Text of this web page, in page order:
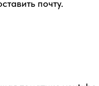
почту.